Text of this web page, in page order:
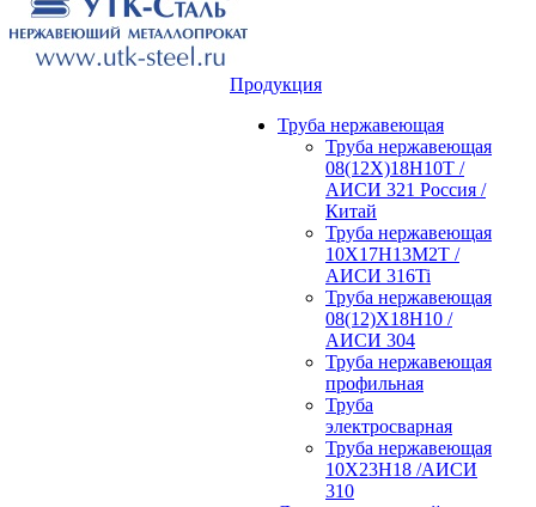
Продукция
Труба нержавеющая
Труба нержавеющая
08(12Х)18Н10Т /
АИСИ 321 Россия /
Китай
Труба нержавеющая
10Х17Н13М2Т /
АИСИ 316Ti
Труба нержавеющая
08(12)Х18Н10 /
АИСИ 304
Труба нержавеющая
профильная
Труба
электросварная
Труба нержавеющая
10Х23Н18 /АИСИ
310